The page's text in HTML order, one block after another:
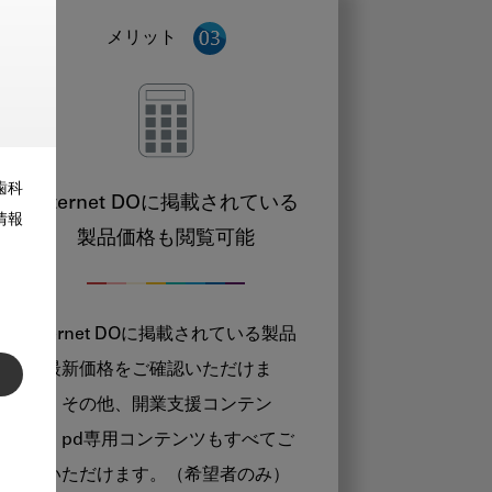
科
報
メリット
Internet DOに掲載されている
製品価格も閲覧可能
Internet DOに掲載されている製品
の最新価格をご確認いただけま
す。その他、開業支援コンテン
ツ、pd専用コンテンツもすべてご
覧いただけます。（希望者のみ）